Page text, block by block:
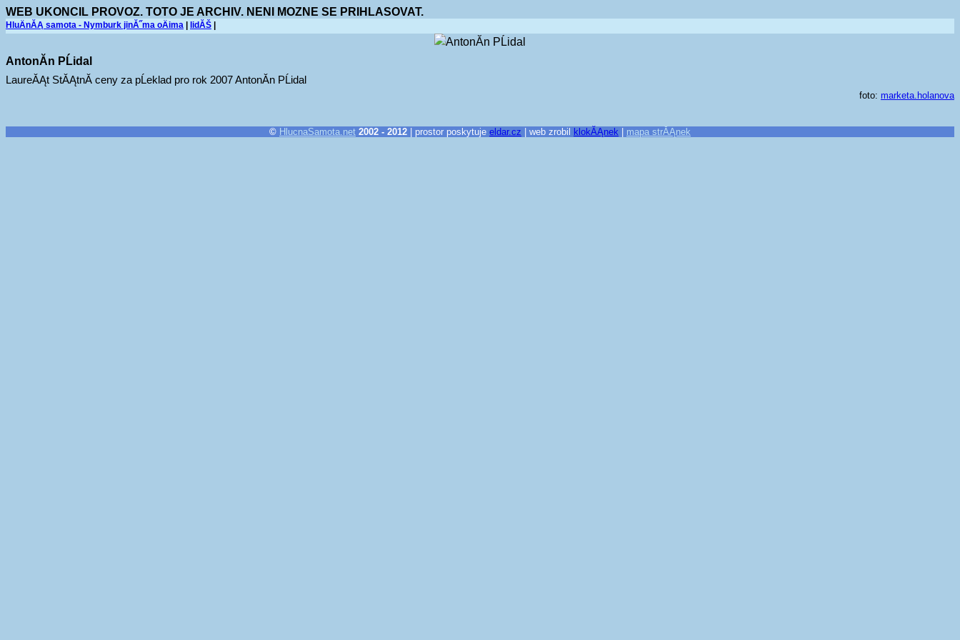
WEB UKONCIL PROVOZ. TOTO JE ARCHIV. NENI MOZNE SE PRIHLASOVAT.
HluÄnĂĄ samota - Nymburk jinĂ˝ma oÄima lidĂŠ
AntonĂ­n PĹidal
LaureĂĄt StĂĄtnĂ­ ceny za pĹeklad pro rok 2007 AntonĂ­n PĹidal
foto: marketa.holanova
© HlucnaSamota.net 2002 - 2012 | prostor poskytuje eldar.cz | web zrobil klokĂĄnek mapa strĂĄnek